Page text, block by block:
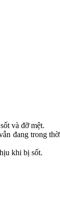
và đỡ mệt.
đang trong
khi bị sốt.